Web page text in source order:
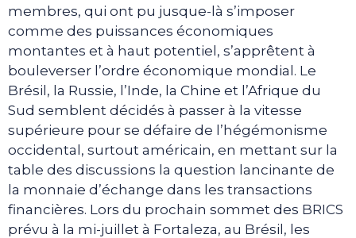
membres, qui ont pu jusque-là s’imposer
comme des puissances économiques
montantes et à haut potentiel, s’apprêtent à
bouleverser l’ordre économique mondial. Le
Brésil, la Russie, l’Inde, la Chine et l’Afrique du
Sud semblent décidés à passer à la vitesse
supérieure pour se défaire de l’hégémonisme
occidental, surtout américain, en mettant sur la
table des discussions la question lancinante de
la monnaie d’échange dans les transactions
financières. Lors du prochain sommet des BRICS
prévu à la mi-juillet à Fortaleza, au Brésil, les